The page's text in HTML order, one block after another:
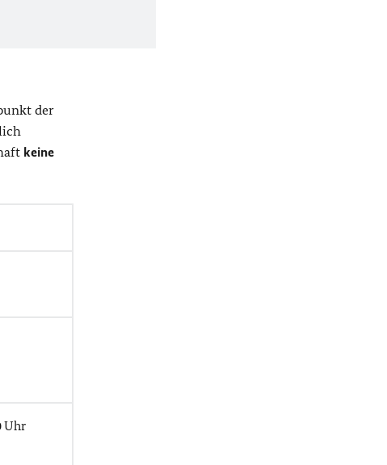
der
keine
Uhr